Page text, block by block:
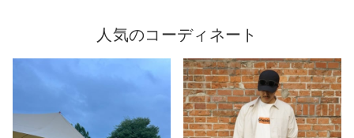
人気のコーディネート